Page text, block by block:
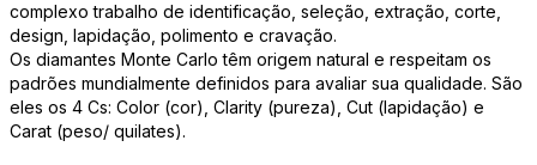
complexo trabalho de identificação, seleção, extração, corte,
design, lapidação, polimento e cravação.
Os diamantes Monte Carlo têm origem natural e respeitam os
padrões mundialmente definidos para avaliar sua qualidade. São
eles os 4 Cs: Color (cor), Clarity (pureza), Cut (lapidação) e
Carat (peso/ quilates).